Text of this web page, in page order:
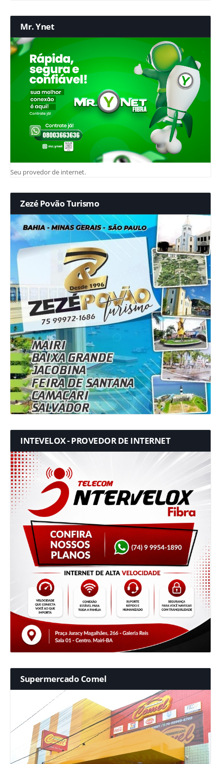
Mr. Ynet
Seu provedor de internet.
Zezé Povão Turismo
INTEVELOX - PROVEDOR DE INTERNET
Supermercado Comel